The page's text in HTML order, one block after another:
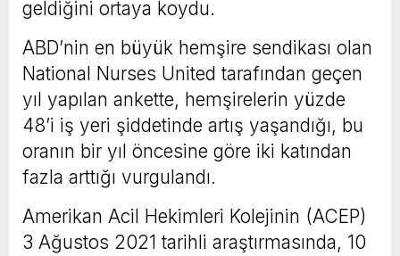
geldiğini ortaya koydu.
ABD’nin en büyük hemşire sendikası olan
National Nurses United tarafından geçen
yıl yapılan ankette, hemşirelerin yüzde
48’i iş yeri şiddetinde artış yaşandığı, bu
oranın bir yıl öncesine göre iki katından
fazla arttığı vurgulandı.
Amerikan Acil Hekimleri Kolejinin (ACEP)
3 Ağustos 2021 tarihli araştırmasında, 10